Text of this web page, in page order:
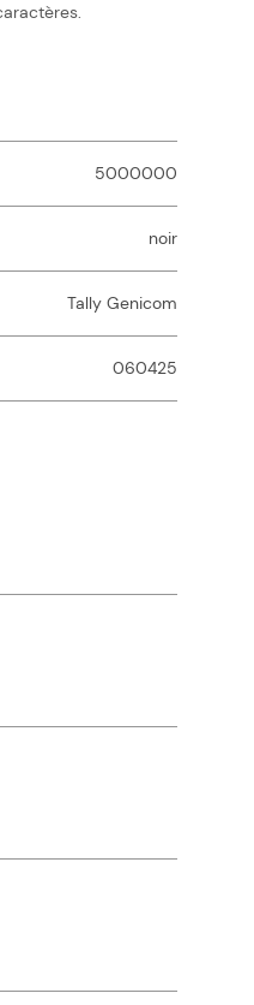
5000000
noir
Tally Genicom
060425